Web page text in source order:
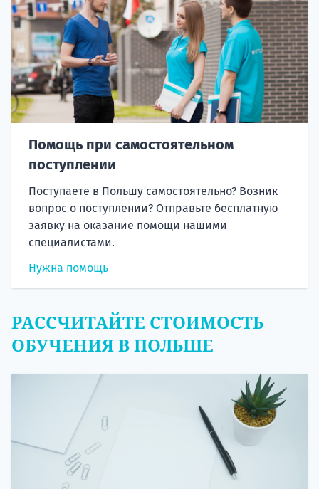
Помощь при самостоятельном
поступлении
Поступаете в Польшу самостоятельно? Возник
вопрос о поступлении? Отправьте бесплатную
заявку на оказание помощи нашими
специалистами.
Нужна помощь
РАССЧИТАЙТЕ СТОИМОСТЬ
ОБУЧЕНИЯ В ПОЛЬШЕ